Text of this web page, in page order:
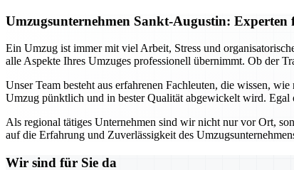
Umzugsunternehmen Sankt-Augustin:
Ein Umzug ist immer mit viel Arbeit, Stress und
alle Aspekte Ihres Umzuges professionell übernimmt. Ob der
Unser Team besteht aus erfahrenen Fachleuten, die wissen,
Umzug pünktlich und in bester Qualität abgewickelt wird.
Als regional tätiges Unternehmen sind wir nicht nur vor Ort,
auf die Erfahrung und Zuverlässigkeit des
Wir sind für Sie da